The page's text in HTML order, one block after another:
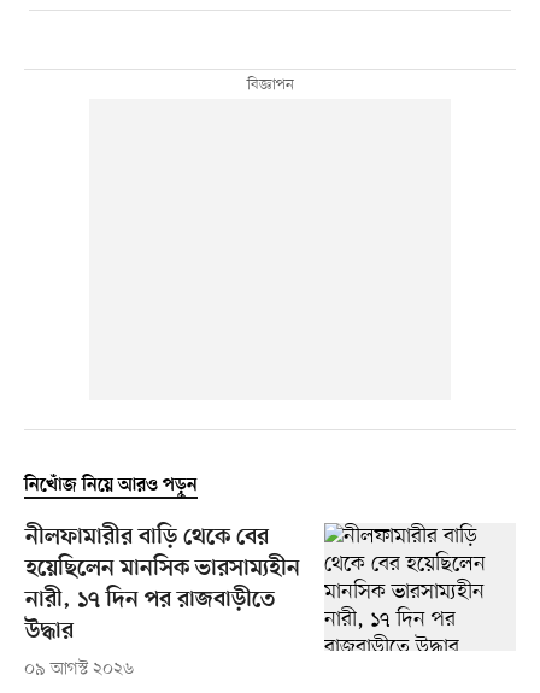
নিখোঁজ নিয়ে আরও পড়ুন
নীলফামারীর বাড়ি থেকে বের
হয়েছিলেন মানসিক ভারসাম্যহীন
নারী, ১৭ দিন পর রাজবাড়ীতে
উদ্ধার
০৯ আগস্ট ২০২৬